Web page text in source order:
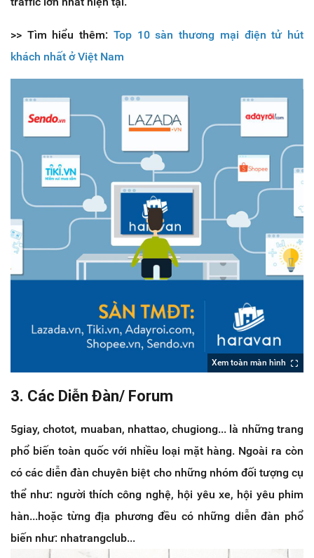
>> Tìm hiểu thêm: Top 10 sàn thương mại điện tử hút
khách nhất ở Việt Nam
Xem toàn màn hình
3. Các Diễn Đàn/ Forum
5giay, chotot, muaban, nhattao, chugiong... là những trang
phổ biến toàn quốc với nhiều loại mặt hàng. Ngoài ra còn
có các diễn đàn chuyên biệt cho những nhóm đối tượng cụ
thể như: người thích công nghệ, hội yêu xe, hội yêu phim
hàn...hoặc từng địa phương đều có những diễn đàn phổ
biến như: nhatrangclub...